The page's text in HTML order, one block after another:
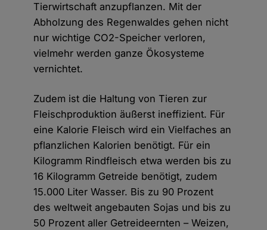
Tierwirtschaft anzupflanzen. Mit der
Abholzung des Regenwaldes gehen nicht
nur wichtige CO2-Speicher verloren,
vielmehr werden ganze Ökosysteme
vernichtet.
Zudem ist die Haltung von Tieren zur
Fleischproduktion äußerst ineffizient. Für
eine Kalorie Fleisch wird ein Vielfaches an
pflanzlichen Kalorien benötigt. Für ein
Kilogramm Rindfleisch etwa werden bis zu
16 Kilogramm Getreide benötigt, zudem
15.000 Liter Wasser. Bis zu 90 Prozent
des weltweit angebauten Sojas und bis zu
50 Prozent aller Getreideernten – Weizen,